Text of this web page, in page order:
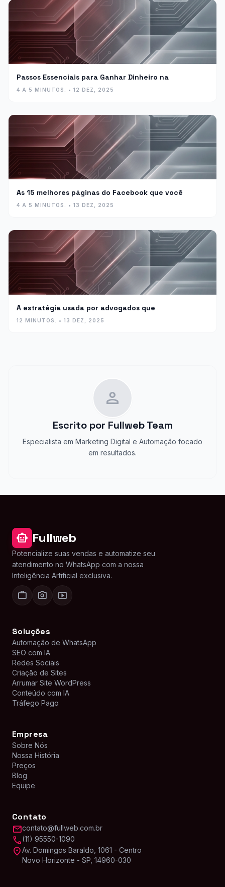
Passos Essenciais para Ganhar Dinheiro na
4 A 5 MINUTOS. • 12 DEZ, 2025
As 15 melhores páginas do Facebook que você
4 A 5 MINUTOS. • 13 DEZ, 2025
A estratégia usada por advogados que
12 MINUTOS. • 13 DEZ, 2025
person
Escrito por Fullweb Team
Especialista em Marketing Digital e Automação focado
em resultados.
smart_toy Fullweb
Potencialize suas vendas e automatize seu
atendimento no WhatsApp com a nossa
Inteligência Artificial exclusiva.
work photo_camera smart_display
Soluções
Automação de WhatsApp
SEO com IA
Redes Sociais
Criação de Sites
Arrumar Site WordPress
Conteúdo com IA
Tráfego Pago
Empresa
Sobre Nós
Nossa História
Preços
Blog
Equipe
Contato
mailcontato@fullweb.com.br
call(11) 95550-1090
location_onAv. Domingos Baraldo, 1061 - Centro
Novo Horizonte - SP, 14960-030